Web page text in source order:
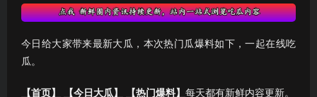
今日给大家带来最新大瓜，本次热门瓜爆料如下，一起在线吃
瓜。
【首页】 【今日大瓜】 【热门爆料】 每天都有新鲜内容更新。